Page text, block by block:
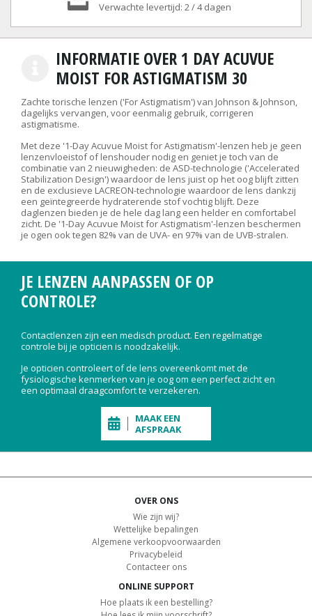
Verwachte levertijd: 2 / 4 dagen
INFORMATIE OVER 1 DAY ACUVUE
MOIST FOR ASTIGMATISM 30
Zachte torische lenzen ('For Astigmatism') van Johnson & Johnson,
dagelijks vervangen, voor eenmalig gebruik, corrigeren
astigmatisme.
Met deze '1-Day Acuvue Moist for Astigmatism'-lenzen heb je geen
lenzenvloeistof of lenshouder nodig en geniet je toch van de
combinatie van 2 nieuwigheden: de ASD-technologie ('Accelerated
Stabilization Design') waardoor de lens juist op het oog blijft zitten
en de exclusieve LACREON-technologie waardoor de lens dankzij
een geïntegreerde hydraterende stof vochtig blijft. Deze
daglenzen bieden je de hele dag lang een helder en comfortabel
zicht. De '1-Day Acuvue Moist for Astigmatism'-lenzen beschermen
je ogen ook tegen 82% van de UVA- en 97% van de UVB-stralen.
JE LENZEN AANPASSEN OF OP
CONTROLE?
Contactlenzen zijn een medisch product. Een regelmatige
controle bij je opticien is noodzakelijk.
Je opticien controleert of de lens overeenkomt met de
fysiologische kenmerken van je oog om een perfect zicht en
een optimaal draagcomfort te verzekeren.
MAAK EEN
AFSPRAAK
OVER ONS
Wie zijn wij?
Wettelijke bepalingen
Algemene verkoopvoorwaarden
Privacybeleid
Contacteer ons
ONLINE SUPPORT
Hoe plaats ik een bestelling?